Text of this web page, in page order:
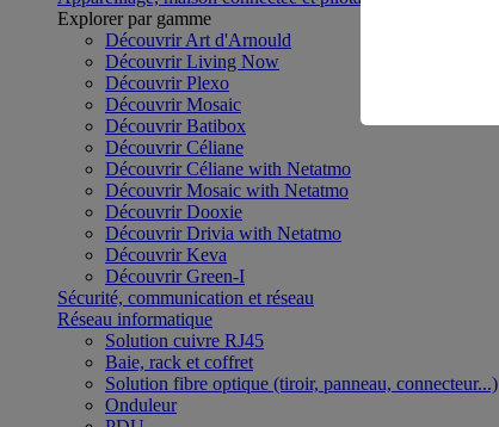
Explorer par gamme
Découvrir Art d'Arnould
Découvrir Living Now
Découvrir Plexo
Découvrir Mosaic
Découvrir Batibox
Découvrir Céliane
Découvrir Céliane with Netatmo
Découvrir Mosaic with Netatmo
Découvrir Dooxie
Découvrir Drivia with Netatmo
Découvrir Keva
Découvrir Green-I
Sécurité, communication et réseau
Réseau informatique
Solution cuivre RJ45
Baie, rack et coffret
Solution fibre optique (tiroir, panneau, connecteur...)
Onduleur